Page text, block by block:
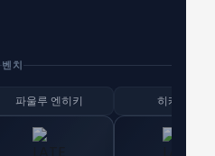
벤치
파울루 엔히키 히케우미